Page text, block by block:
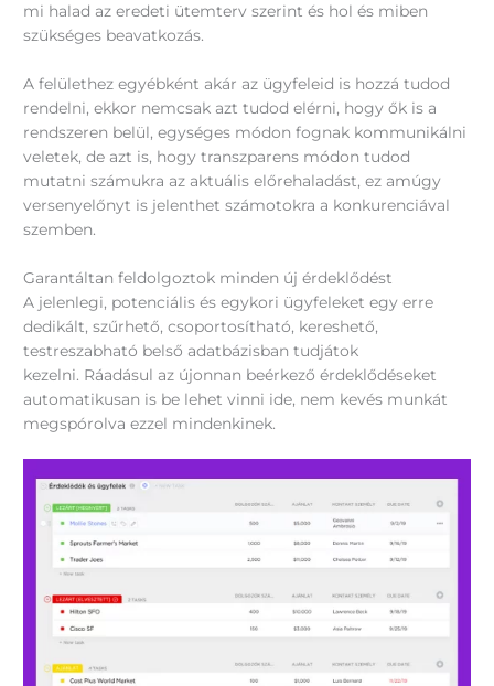
mi halad az eredeti ütemterv szerint és hol és miben
szükséges beavatkozás.
A felülethez egyébként akár az ügyfeleid is hozzá tudod
rendelni, ekkor nemcsak azt tudod elérni, hogy ők is a
rendszeren belül, egységes módon fognak kommunikálni
veletek, de azt is, hogy transzparens módon tudod
mutatni számukra az aktuális előrehaladást, ez amúgy
versenyelőnyt is jelenthet számotokra a konkurenciával
szemben.
Garantáltan feldolgoztok minden új érdeklődést
A jelenlegi, potenciális és egykori ügyfeleket egy erre
dedikált, szűrhető, csoportosítható, kereshető,
testreszabható belső adatbázisban tudjátok
kezelni. Ráadásul az újonnan beérkező érdeklődéseket
automatikusan is be lehet vinni ide, nem kevés munkát
megspórolva ezzel mindenkinek.